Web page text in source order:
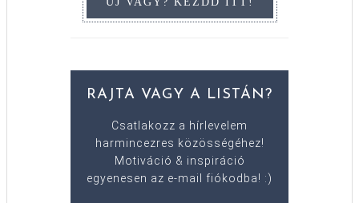
RAJTA VAGY A LISTÁN?
Csatlakozz a hírlevelem
harmincezres közösségéhez!
Motiváció & inspiráció
egyenesen az e-mail fiókodba! :)